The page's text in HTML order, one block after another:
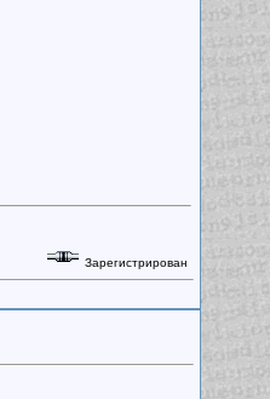
Зарегистрирован